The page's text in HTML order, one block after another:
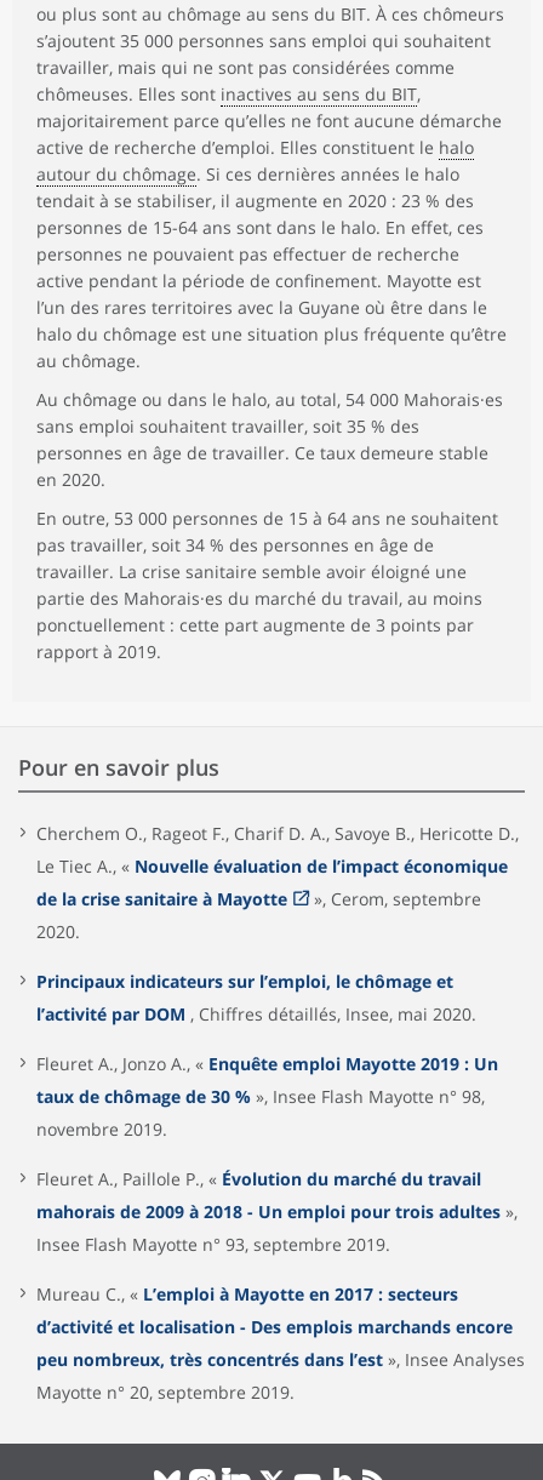
ou plus sont au chômage au sens du BIT. À ces chômeurs
s’ajoutent 35 000 personnes sans emploi qui souhaitent
travailler, mais qui ne sont pas considérées comme
chômeuses. Elles sont inactives au sens du BIT,
majoritairement parce qu’elles ne font aucune démarche
active de recherche d’emploi. Elles constituent le halo
autour du chômage. Si ces dernières années le halo
tendait à se stabiliser, il augmente en 2020 : 23 % des
personnes de 15-64 ans sont dans le halo. En effet, ces
personnes ne pouvaient pas effectuer de recherche
active pendant la période de confinement. Mayotte est
l’un des rares territoires avec la Guyane où être dans le
halo du chômage est une situation plus fréquente qu’être
au chômage.
Au chômage ou dans le halo, au total, 54 000 Mahorais·es
sans emploi souhaitent travailler, soit 35 % des
personnes en âge de travailler. Ce taux demeure stable
en 2020.
En outre, 53 000 personnes de 15 à 64 ans ne souhaitent
pas travailler, soit 34 % des personnes en âge de
travailler. La crise sanitaire semble avoir éloigné une
partie des Mahorais·es du marché du travail, au moins
ponctuellement : cette part augmente de 3 points par
rapport à 2019.
Pour en savoir plus
Cherchem O., Rageot F., Charif D. A., Savoye B., Hericotte D.,
Le Tiec A., « Nouvelle évaluation de l’impact économique
de la crise sanitaire à Mayotte
», Cerom, septembre
2020.
Principaux indicateurs sur l’emploi, le chômage et
l’activité par DOM , Chiffres détaillés, Insee, mai 2020.
Fleuret A., Jonzo A., « Enquête emploi Mayotte 2019 : Un
taux de chômage de 30 % », Insee Flash Mayotte n° 98,
novembre 2019.
Fleuret A., Paillole P., « Évolution du marché du travail
mahorais de 2009 à 2018 - Un emploi pour trois adultes »,
Insee Flash Mayotte n° 93, septembre 2019.
Mureau C., « L’emploi à Mayotte en 2017 : secteurs
d’activité et localisation - Des emplois marchands encore
peu nombreux, très concentrés dans l’est », Insee Analyses
Mayotte n° 20, septembre 2019.